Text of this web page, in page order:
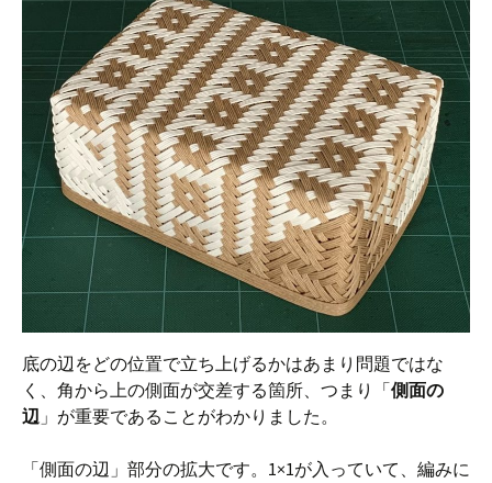
底の辺をどの位置で立ち上げるかはあまり問題ではな
く、角から上の側面が交差する箇所、つまり「側面の
辺 」が重要であることがわかりました。
「側面の辺」部分の拡大です。1×1が入っていて、編みに